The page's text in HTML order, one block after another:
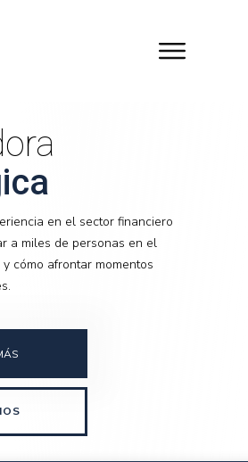
en el sector financiero
a miles de personas en el
cómo afrontar momentos